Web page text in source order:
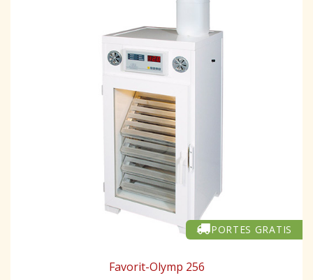
PORTES GRATIS
Favorit-Olymp 256